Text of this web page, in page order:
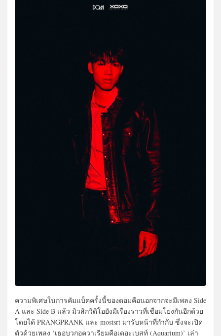
ความพิเศษในการคัมแบ็คครั้งนี้ของดอมคือนอกจากจะมีเพลง Side
A และ Side B แล้ว มิวสิกวิดิโอยังมีเรื่องราวที่เชื่อมโยงกันอีกด้วย
โดยได้ PRANGPRANK และ mostsrt มารับหน้าที่กำกับ ซึ่งจะเปิด
ตัวด้วยเพลง ‘เธอบวกอควาเรียมคือเดอะเบสท์ (Aquarium)’ เล่า